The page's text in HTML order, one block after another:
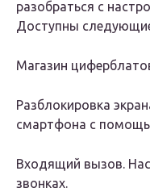
разобраться с
Доступны
Магазин
Разблокировка
смартфона с
Входящий вызов.
звонках.